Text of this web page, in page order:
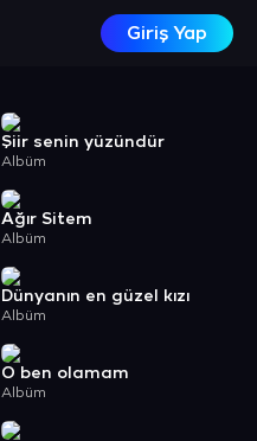
Giriş Yap
Şiir senin yüzündür
Albüm
Ağır Sitem
Albüm
Dünyanın en güzel kızı
Albüm
O ben olamam
Albüm